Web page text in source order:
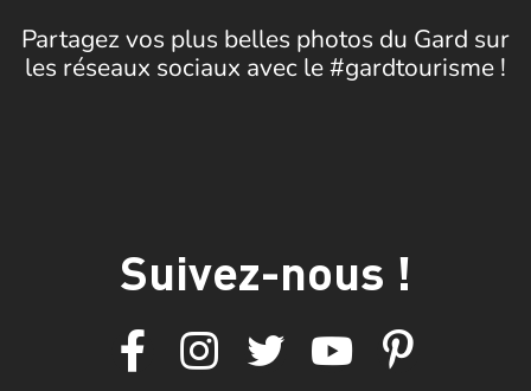
Partagez vos plus belles photos du Gard sur
les réseaux sociaux avec le #gardtourisme !
Suivez-nous !